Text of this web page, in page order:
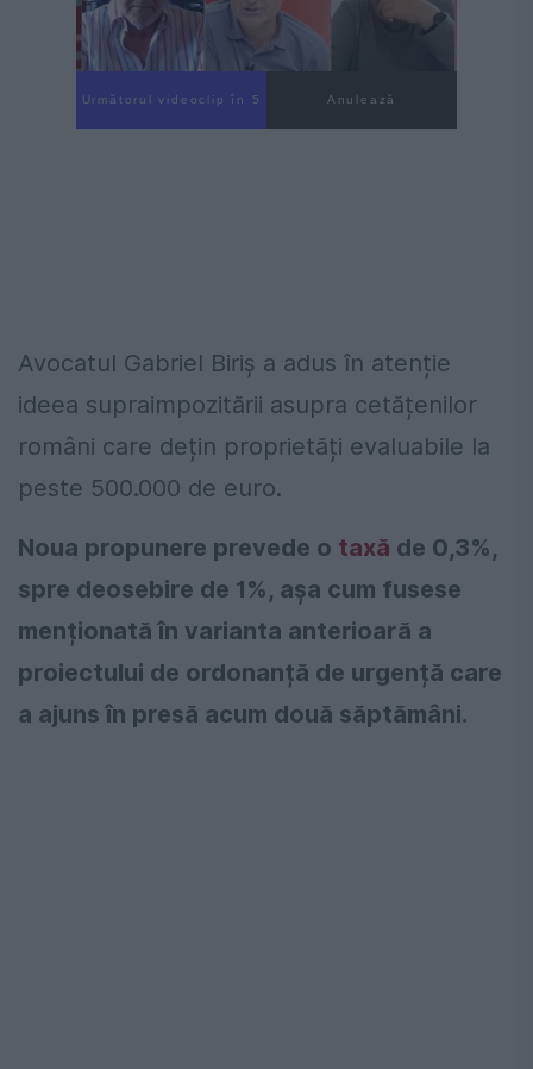
Următorul videoclip în 3 Anulează
Avocatul Gabriel Biriș a adus în atenție
ideea supraimpozitării asupra cetățenilor
români care dețin proprietăți evaluabile la
peste 500.000 de euro.
Noua propunere prevede o taxă de 0,3%,
spre deosebire de 1%, așa cum fusese
menționată în varianta anterioară a
proiectului de ordonanță de urgență care
a ajuns în presă acum două săptămâni.